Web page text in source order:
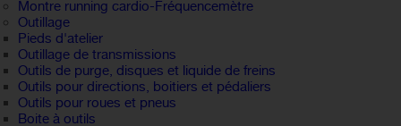
Montre running cardio-Fréquencemètre
Outillage
Pieds d'atelier
Outillage de transmissions
Outils de purge, disques et liquide de freins
Outils pour directions, boitiers et pédaliers
Outils pour roues et pneus
Boite à outils